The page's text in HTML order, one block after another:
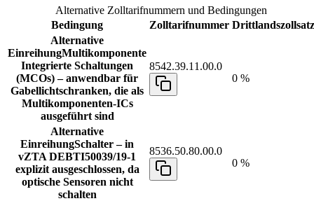
Alternative Zolltarifnummern und Bedingungen
Bedingung
Zolltarifnummer Drittlandszollsatz
Alternative
EinreihungMultikomponente
Integrierte Schaltungen
(MCOs) – anwendbar für
Gabellichtschranken, die als
Multikomponenten-ICs
ausgeführt sind
8542.39.11.00.0
0 %
Alternative
EinreihungSchalter – in
vZTA DEBTI50039/19-1
explizit ausgeschlossen, da
optische Sensoren nicht
schalten
8536.50.80.00.0
0 %